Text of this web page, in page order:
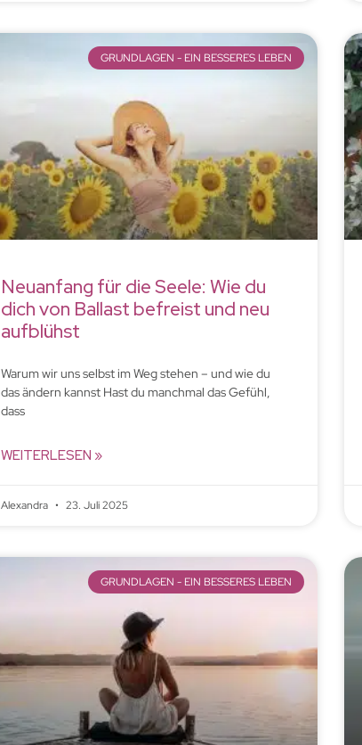
GRUNDLAGEN - EIN BESSERES LEBEN
Neuanfang für die Seele: Wie du
dich von Ballast befreist und neu
aufblühst
Warum wir uns selbst im Weg stehen – und wie du
das ändern kannst Hast du manchmal das Gefühl,
dass
WEITERLESEN »
Alexandra 23. Juli 2025
GRUNDLAGEN - EIN BESSERES LEBEN